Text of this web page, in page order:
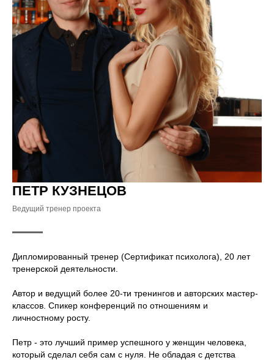
ПЕТР КУЗНЕЦОВ
Ведущий тренер проекта
Дипломированный тренер (Сертификат психолога), 20 лет
тренерской деятельности.
Автор и ведущий более 20-ти тренингов и авторских мастер-
классов. Спикер конференций по отношениям и
личностному росту.
Петр - это лучший пример успешного у женщин человека
который сделал себя сам с нуля. Не обладая с детства